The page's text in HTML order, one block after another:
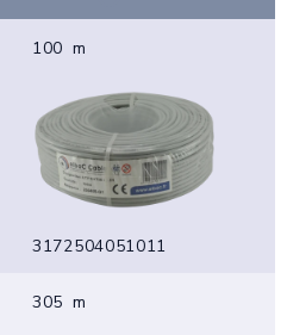
100 m
3172504051011
305 m